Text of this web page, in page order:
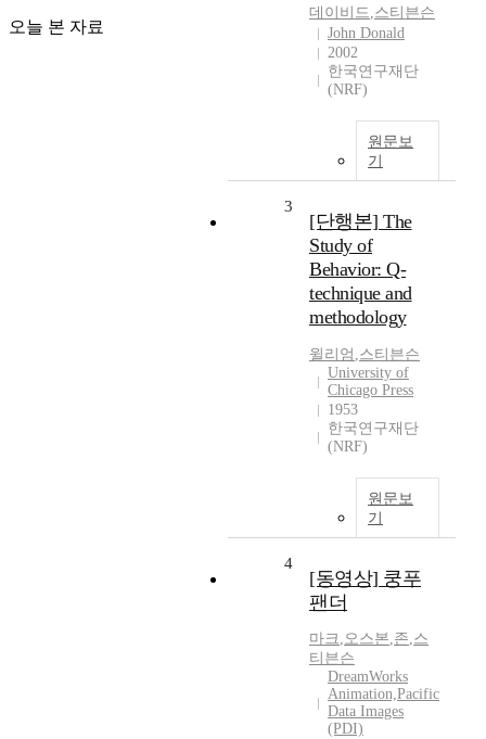
오늘 본 자료
데이비드,스티븐슨
John Donald
2002
한국연구재단
(NRF)
원문보
기
3
[단행본] The
Study of
Behavior: Q-
technique and
methodology
윌리엄 ,스티븐슨
University of
Chicago Press
1953
한국연구재단
(NRF)
원문보
기
4
[동영상] 쿵푸
팬더
마크,오스본,존,스
티븐슨
DreamWorks
Animation,Pacific
Data Images
(PDI)